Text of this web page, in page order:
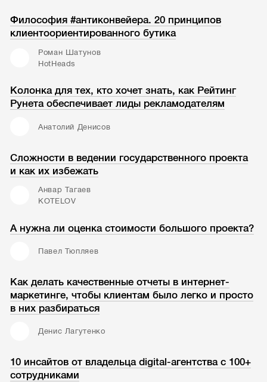
Философия #антиконвейера. 20 принципов
клиентоориентированного бутика
Роман Шатунов
HotHeads
Колонка для тех, кто хочет знать, как Рейтинг
Рунета обеспечивает лиды рекламодателям
Анатолий Денисов
Сложности в ведении государственного проекта
и как их избежать
Анвар Тагаев
KOTELOV
А нужна ли оценка стоимости большого проекта?
Павел Тюпляев
Как делать качественные отчеты в интернет-
маркетинге, чтобы клиентам было легко и просто
в них разбираться
Денис Лагутенко
10 инсайтов от владельца digital-агентства с 100+
сотрудниками